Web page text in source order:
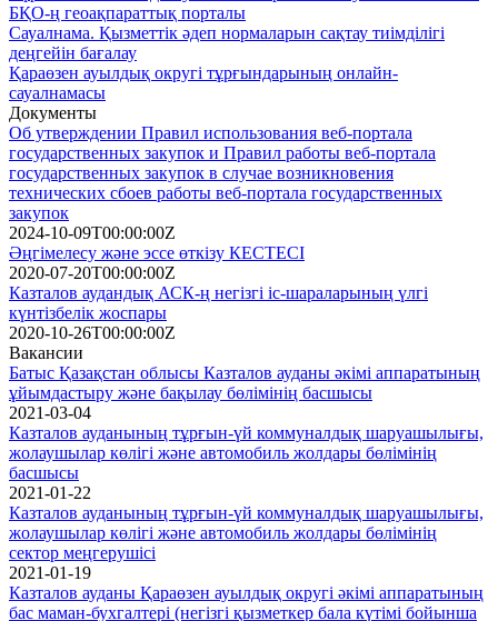
БҚО-ң геоақпараттық порталы
Сауалнама. Қызметтік әдеп нормаларын сақтау тиімділігі
деңгейін бағалау
Қараөзен ауылдық округі тұрғындарының онлайн-
сауалнамасы
Документы
Об утверждении Правил использования веб-портала
государственных закупок и Правил работы веб-портала
государственных закупок в случае возникновения
технических сбоев работы веб-портала государственных
закупок
2024-10-09T00:00:00Z
Әңгімелесу және эссе өткізу КЕСТЕСІ
2020-07-20T00:00:00Z
Казталов аудандық АСК-ң негізгі іс-шараларының үлгі
күнтізбелік жоспары
2020-10-26T00:00:00Z
Вакансии
Батыс Қазақстан облысы Казталов ауданы әкімі аппаратының
ұйымдастыру және бақылау бөлімінің басшысы
2021-03-04
Казталов ауданының тұрғын-үй коммуналдық шаруашылығы,
жолаушылар көлігі және автомобиль жолдары бөлімінің
басшысы
2021-01-22
Казталов ауданының тұрғын-үй коммуналдық шаруашылығы,
жолаушылар көлігі және автомобиль жолдары бөлімінің
сектор меңгерушісі
2021-01-19
Казталов ауданы Қараөзен ауылдық округі әкімі аппаратының
бас маман-бухгалтері (негізгі қызметкер бала күтімі бойынша